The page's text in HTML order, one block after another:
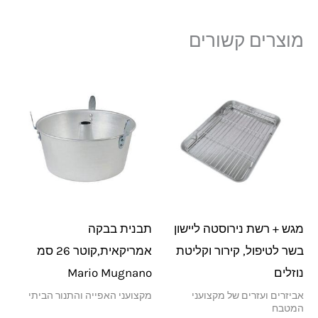
מוצרים קשורים
מגש + רשת נירוסטה ליישון
בשר לטיפול, קירור וקליטת
נוזלים
אביזרים ועזרים של מקצועני
המטבח
תבנית בבקה
אמריקאית,קוטר 26 סמ
Mario Mugnano
מקצועני האפייה והתנור הביתי